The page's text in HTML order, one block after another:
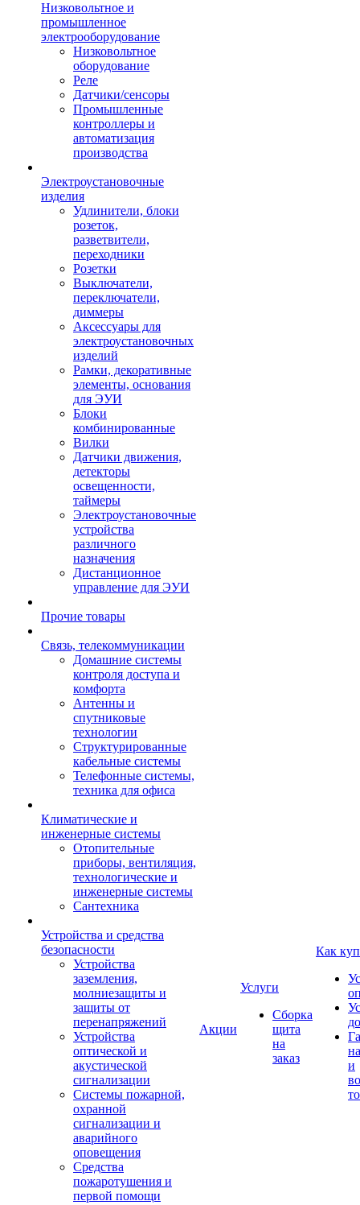
Низковольтное и
промышленное
электрооборудование
Низковольтное
оборудование
Реле
Датчики/сенсоры
Промышленные
контроллеры и
автоматизация
производства
Электроустановочные
изделия
Удлинители, блоки
розеток,
разветвители,
переходники
Розетки
Выключатели,
переключатели,
диммеры
Аксессуары для
электроустановочных
изделий
Рамки, декоративные
элементы, основания
для ЭУИ
Блоки
комбинированные
Вилки
Датчики движения,
детекторы
освещенности,
таймеры
Электроустановочные
устройства
различного
назначения
Дистанционное
управление для ЭУИ
Прочие товары
Связь, телекоммуникации
Домашние системы
контроля доступа и
комфорта
Антенны и
спутниковые
технологии
Структурированные
кабельные системы
Телефонные системы,
техника для офиса
Климатические и
инженерные системы
Отопительные
приборы, вентиляция,
технологические и
инженерные системы
Сантехника
Устройства и средства
безопасности
Устройства
заземления,
молниезащиты и
защиты от
перенапряжений
Устройства
оптической и
акустической
сигнализации
Системы пожарной,
охранной
сигнализации и
аварийного
оповещения
Средства
пожаротушения и
первой помощи
Акции
Услуги
Сборка
щита
на
заказ
Как
и